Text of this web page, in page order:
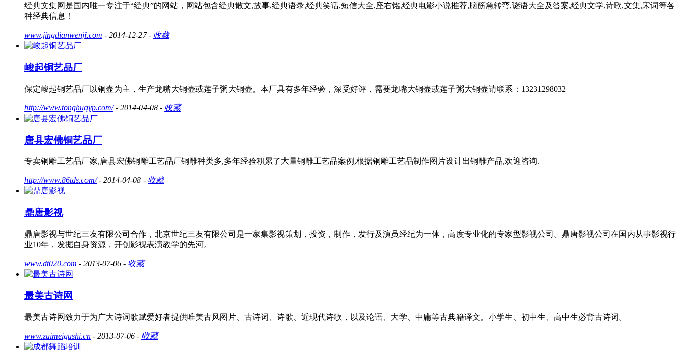
经典文集网是国内唯一专注于“经典”的网站，网站包含经典散文,故事,经典语录,经典笑话,短信大全,座右铭,经典电影小说推荐,脑筋急转弯,谜语大全及答案,经典文学,诗歌,文集,宋词等各
种经典信息！
www.jingdianwenji.com - 2014-12-27 - 收藏
峻起铜艺品厂
保定峻起铜艺品厂以铜壶为主，生产龙嘴大铜壶或莲子粥大铜壶。本厂具有多年经验，深受好评，需要龙嘴大铜壶或莲子粥大铜壶请联系：13231298032
http://www.tonghugyp.com/- 2014-04-08 - 收藏
唐县宏佛铜艺品厂
专卖铜雕工艺品厂家,唐县宏佛铜雕工艺品厂铜雕种类多,多年经验积累了大量铜雕工艺品案例,根据铜雕工艺品制作图片设计出铜雕产品,欢迎咨询.
http://www.86tds.com/- 2014-04-08 - 收藏
鼎唐影视
鼎唐影视与世纪三友有限公司合作，北京世纪三友有限公司是一家集影视策划，投资，制作，发行及演员经纪为一体，高度专业化的专家型影视公司。鼎唐影视公司在国内从事影视行
业10年，发掘自身资源，开创影视表演教学的先河。
www.dt020.com - 2013-07-06 - 收藏
最美古诗网
最美古诗网致力于为广大诗词歌赋爱好者提供唯美古风图片、古诗词、诗歌、近现代诗歌，以及论语、大学、中庸等古典籍译文。小学生、初中生、高中生必背古诗词。
www.zuimeigushi.cn - 2013-07-06 - 收藏